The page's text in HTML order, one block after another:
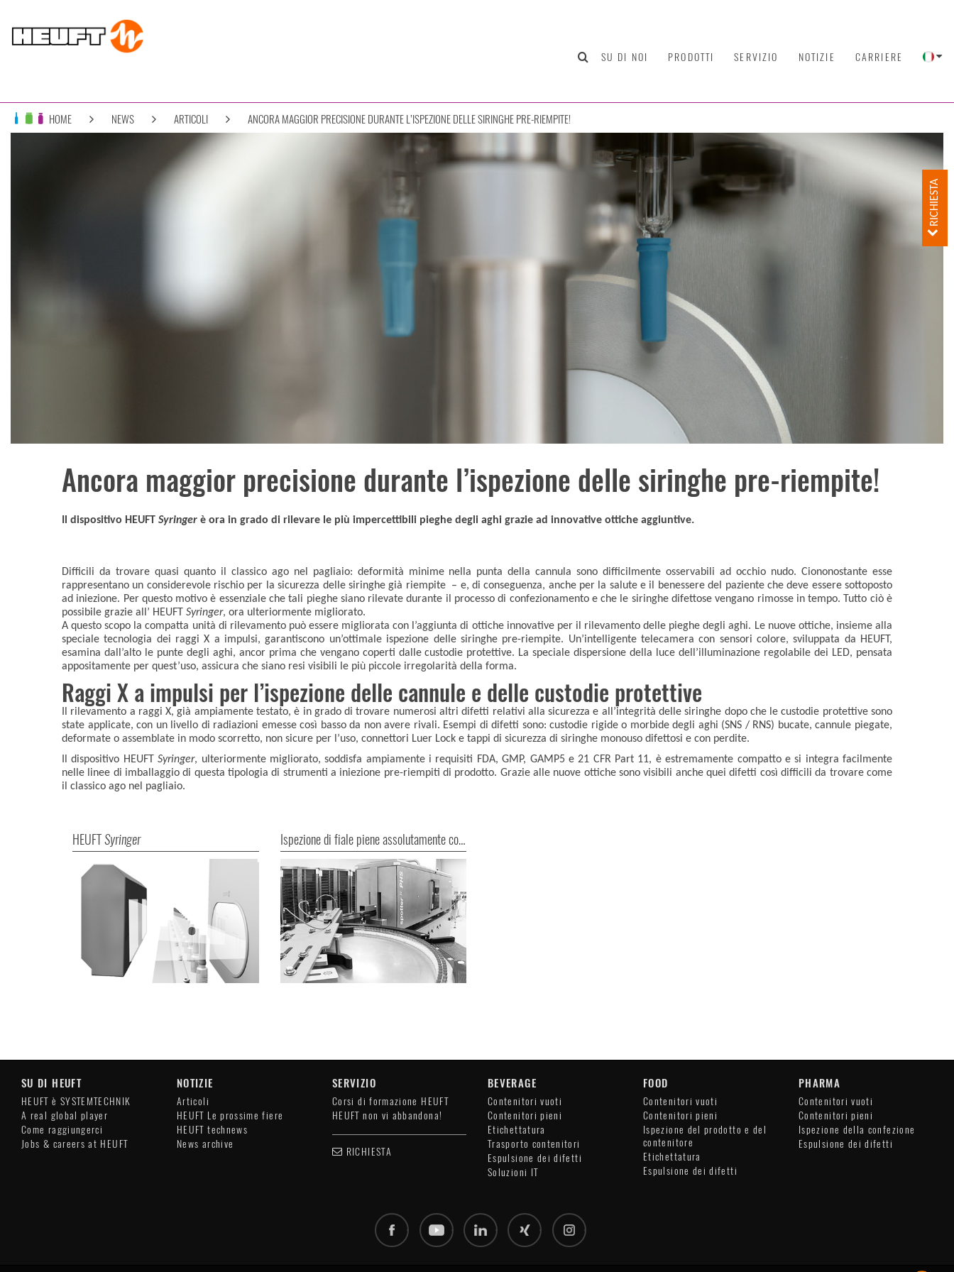
SU DI NOI PRODOTTI SERVIZIO NOTIZIE CARRIERE
HOME NEWS ARTICOLI ANCORA MAGGIOR PRECISIONE DURANTE L’ISPEZIONE DELLE SIRINGHE PRE-RIEMPITE!
RICHIESTA
Ancora maggior precisione durante l’ispezione delle siringhe pre-riempite!
Il dispositivo HEUFT Syringer è ora in grado di rilevare le più impercettibili pieghe degli aghi grazie ad innovative ottiche aggiuntive.
Difficili da trovare quasi quanto il classico ago nel pagliaio: deformità minime nella punta della cannula sono difficilmente osservabili ad occhio nudo. Ciononostante esse
rappresentano un considerevole rischio per la sicurezza delle siringhe già riempite – e, di conseguenza, anche per la salute e il benessere del paziente che deve essere sottoposto
ad iniezione. Per questo motivo è essenziale che tali pieghe siano rilevate durante il processo di confezionamento e che le siringhe difettose vengano rimosse in tempo. Tutto ciò è
possibile grazie all’ HEUFT Syringer, ora ulteriormente migliorato.
A questo scopo la compatta unità di rilevamento può essere migliorata con l’aggiunta di ottiche innovative per il rilevamento delle pieghe degli aghi. Le nuove ottiche, insieme alla
speciale tecnologia dei raggi X a impulsi, garantiscono un’ottimale ispezione delle siringhe pre-riempite. Un’intelligente telecamera con sensori colore, sviluppata da HEUFT,
esamina dall’alto le punte degli aghi, ancor prima che vengano coperti dalle custodie protettive. La speciale dispersione della luce dell’illuminazione regolabile dei LED, pensata
appositamente per quest’uso, assicura che siano resi visibili le più piccole irregolarità della forma.
Raggi X a impulsi per l’ispezione delle cannule e delle custodie protettive
Il rilevamento a raggi X, già ampiamente testato, è in grado di trovare numerosi altri difetti relativi alla sicurezza e all’integrità delle siringhe dopo che le custodie protettive sono
state applicate, con un livello di radiazioni emesse così basso da non avere rivali. Esempi di difetti sono: custodie rigide o morbide degli aghi (SNS / RNS) bucate, cannule piegate,
deformate o assemblate in modo scorretto, non sicure per l’uso, connettori Luer Lock e tappi di sicurezza di siringhe monouso difettosi e con perdite.
Il dispositivo HEUFTSyringer, ulteriormente migliorato, soddisfa ampiamente i requisiti FDA, GMP, GAMP5 e 21 CFR Part 11, è estremamente compatto e si integra facilmente
nelle linee di imballaggio di questa tipologia di strumenti a iniezione pre-riempiti di prodotto. Grazie alle nuove ottiche sono visibili anche quei difetti così difficili da trovare come
il classico ago nel pagliaio.
HEUFTSyringer Ispezione di fiale piene assolutamente completa!
SU DI HEUFT
HEUFT è SYSTEMTECHNIK
A real global player
Come raggiungerci
Jobs & careers at HEUFT
NOTIZIE
Articoli
HEUFT Le prossime fiere
HEUFT technews
News archive
SERVIZIO
Corsi di formazione HEUFT
HEUFT non vi abbandona!
RICHIESTA
BEVERAGE
Contenitori vuoti
Contenitori pieni
Etichettatura
Trasporto contenitori
Espulsione dei difetti
Soluzioni IT
FOOD
Contenitori vuoti
Contenitori pieni
Ispezione del prodotto e del
contenitore
Etichettatura
Espulsione dei difetti
PHARMA
Contenitori vuoti
Contenitori pieni
Ispezione della confezione
Espulsione dei difetti